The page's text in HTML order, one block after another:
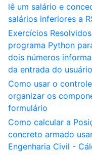
lê um salário e
salários inferiores a
Exercícios
programa Python
dois números
da entrada do usuário
Como usar o
organizar os
formulário
Como calcular a
concreto armado
Engenharia Civil -